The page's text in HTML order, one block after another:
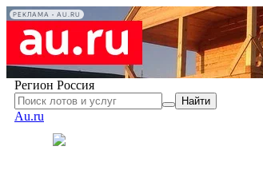
РЕКЛАМА • AU.RU
Регион Россия
Найти
Au.ru